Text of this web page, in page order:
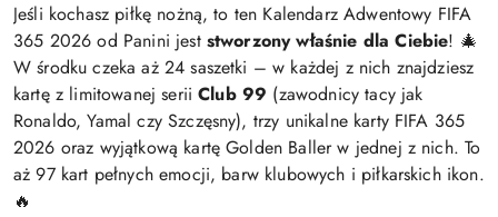
Jeśli kochasz piłkę nożną, to ten Kalendarz Adwentowy FIFA
365 2026 od Panini jest stworzony właśnie dla Ciebie! 🎄
W środku czeka aż 24 saszetki – w każdej z nich znajdziesz
kartę z limitowanej seriiClub 99 (zawodnicy tacy jak
Ronaldo, Yamal czy Szczęsny), trzy unikalne karty FIFA 365
2026 oraz wyjątkową kartę Golden Baller w jednej z nich. To
aż 97 kart pełnych emocji, barw klubowych i piłkarskich ikon.
🔥